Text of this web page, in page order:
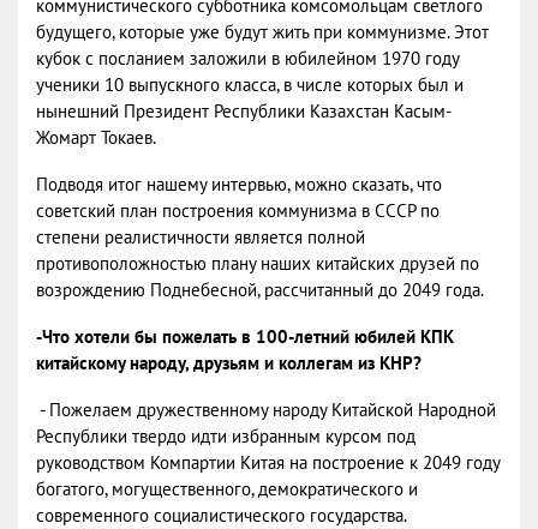
коммунистического субботника комсомольцам светлого
будущего, которые уже будут жить при коммунизме. Этот
кубок с посланием заложили в юбилейном 1970 году
ученики 10 выпускного класса, в числе которых был и
нынешний Президент Республики Казахстан Касым-
Жомарт Токаев.
Подводя итог нашему интервью, можно сказать, что
советский план построения коммунизма в СССР по
степени реалистичности является полной
противоположностью плану наших китайских друзей по
возрождению Поднебесной, рассчитанный до 2049 года.
-Что хотели бы пожелать в 100-летний юбилей КПК
китайскому народу, друзьям и коллегам из КНР?
- Пожелаем дружественному народу Китайской Народной
Республики твердо идти избранным курсом под
руководством Компартии Китая на построение к 2049 году
богатого, могущественного, демократического и
современного социалистического государства.